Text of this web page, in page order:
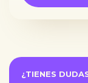
¿TIENES